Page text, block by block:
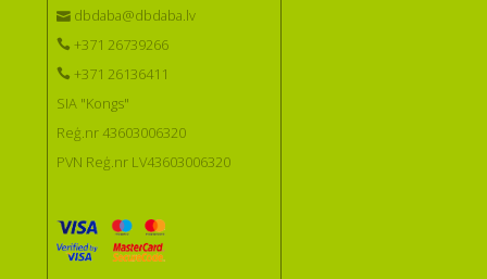
dbdaba@dbdaba.lv
+371 26739266
+371 26136411
SIA "Kongs"
Reģ.nr 43603006320
PVN Reģ.nr LV43603006320